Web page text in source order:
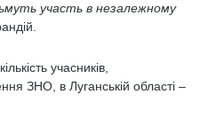
участь в незалежному
учасників,
ЗНО, в Луганській області –